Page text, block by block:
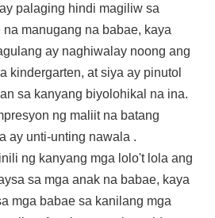
palaging hindi magiliw sa
manugang na babae, kaya
ay naghiwalay noong ang
kindergarten, at siya ay pinutol
sa kanyang biyolohikal na ina.
ng maliit na batang
ay unti-unting nawala .
ng kanyang mga lolo't lola ang
sa mga anak na babae, kaya
mga babae sa kanilang mga